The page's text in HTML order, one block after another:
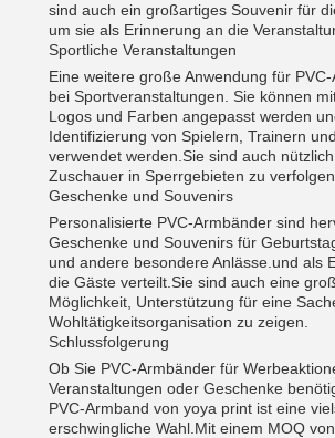
sind auch ein großartiges Souvenir für
um sie als Erinnerung an die
Sportliche Veranstaltungen
Eine weitere große Anwendung für
bei Sportveranstaltungen. Sie können
Logos und Farben angepasst werden
Identifizierung von Spielern, Trainern
verwendet werden.Sie sind auch
Zuschauer in Sperrgebieten zu verfolgen..
Geschenke und Souvenirs
Personalisierte PVC-Armbänder sind
Geschenke und Souvenirs für
und andere besondere Anlässe.und als
die Gäste verteilt.Sie sind auch eine
Möglichkeit, Unterstützung für eine
Wohltätigkeitsorganisation zu zeigen.
Schlussfolgerung
Ob Sie PVC-Armbänder für
Veranstaltungen oder Geschenke
PVC-Armband von yoya print ist eine
erschwingliche Wahl.Mit einem MOQ